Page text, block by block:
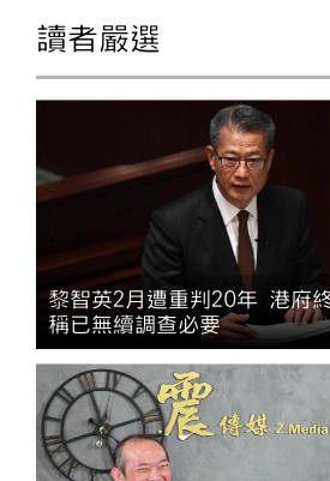
讀者嚴選
黎智英2月遭重判20年 港府
稱已無續調查必要